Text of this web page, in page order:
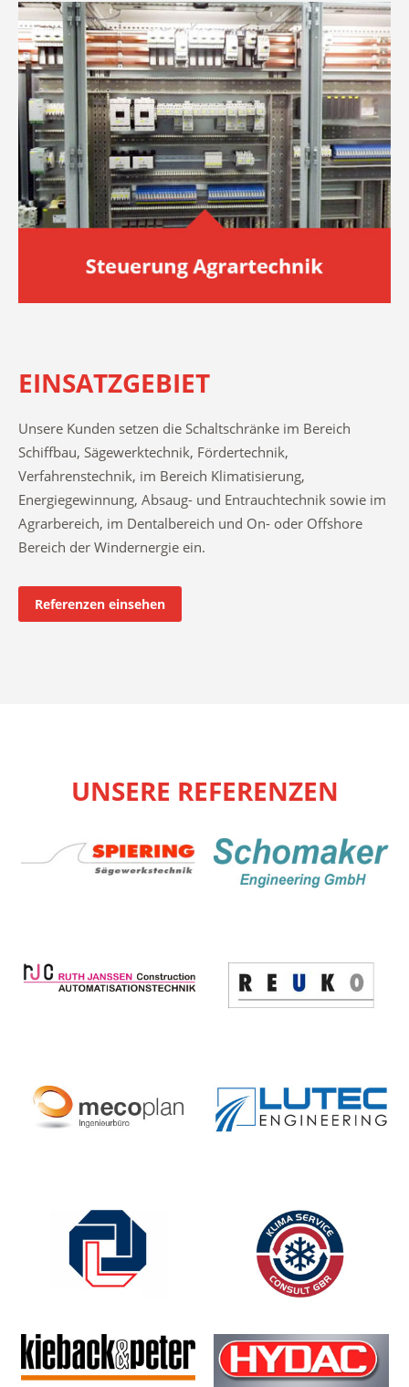
EINSATZGEBIET
Unsere Kunden setzen die Schaltschränke im Bereich
Schiffbau, Sägewerktechnik, Fördertechnik,
Verfahrenstechnik, im Bereich Klimatisierung,
Energiegewinnung, Absaug- und Entrauchtechnik sowie im
Agrarbereich, im Dentalbereich und On- oder Offshore
Bereich der Windernergie ein.
Referenzen einsehen
UNSERE REFERENZEN